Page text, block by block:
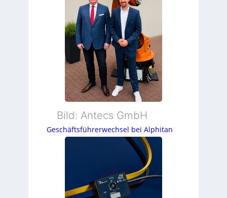
Bild: Antecs GmbH
Geschäftsführerwechsel bei Alphitan